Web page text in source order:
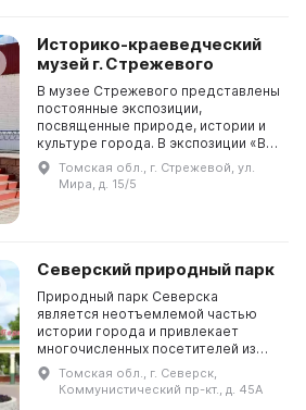
Историко-краеведческий
музей г. Стрежевого
В музее Стрежевого представлены
постоянные экспозиции,
посвященные природе, истории и
культуре города. В экспозиции «В
согласии с природой» вы можете
узнать о богатствах природы края.
В отдельной част...
Томская обл., г. Стрежевой, ул.
Мира, д. 15/5
Северский природный парк
Природный парк Северска
является неотъемлемой частью
истории города и привлекает
многочисленных посетителей из
разных уголков России и мира. Он
предлагает интересные и
необычные программы для всех
Томская обл., г. Северск,
Коммунистический пр-кт., д. 45А